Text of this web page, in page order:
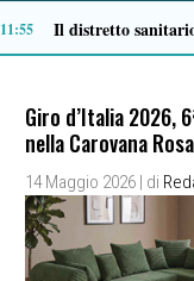
Traffico di cocaina dal Sud America, la coppia arrestata è di Buonabitacolo: avrebbe rifornito il Vallo di Diano 10:12
Giro d’Italia 2026,
nella Carovana
14 Maggio 2026 | di